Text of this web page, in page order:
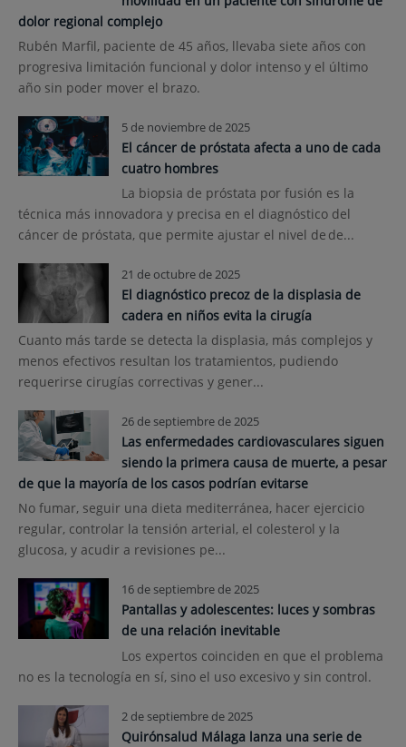
dolor regional complejo
Rubén Marfil, paciente de 45 años, llevaba siete años con
progresiva limitación funcional y dolor intenso y el último
año sin poder mover el brazo.
5 de noviembre de 2025
El cáncer de próstata afecta a uno de cada
cuatro hombres
La biopsia de próstata por fusión es la
técnica más innovadora y precisa en el diagnóstico del
cáncer de próstata, que permite ajustar el nivel de de...
21 de octubre de 2025
El diagnóstico precoz de la displasia de
cadera en niños evita la cirugía
Cuanto más tarde se detecta la displasia, más complejos y
menos efectivos resultan los tratamientos, pudiendo
requerirse cirugías correctivas y gener...
26 de septiembre de 2025
Las enfermedades cardiovasculares siguen
siendo la primera causa de muerte, a pesar
de que la mayoría de los casos podrían evitarse
No fumar, seguir una dieta mediterránea, hacer ejercicio
regular, controlar la tensión arterial, el colesterol y la
glucosa, y acudir a revisiones pe...
16 de septiembre de 2025
Pantallas y adolescentes: luces y sombras
de una relación inevitable
Los expertos coinciden en que el problema
no es la tecnología en sí, sino el uso excesivo y sin control.
2 de septiembre de 2025
Quirónsalud Málaga lanza una serie de